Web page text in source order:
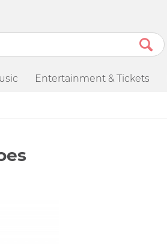
Entertainment & Tickets